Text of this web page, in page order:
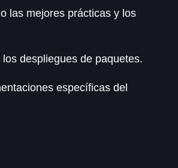
las mejores prácticas y los
despliegues de paquetes.
específicas del